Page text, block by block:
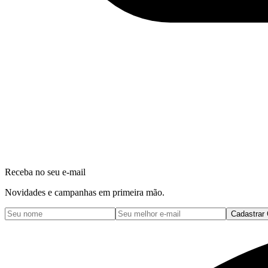
Receba no seu e-mail
Novidades e campanhas em primeira mão.
Cadastrar